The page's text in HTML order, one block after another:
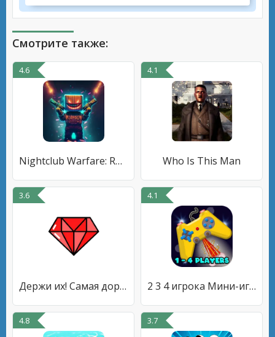
Смотрите также:
4.6
Nightclub Warfare: Roblominer
4.1
Who Is This Man
3.6
Держи их! Самая дорогая игра!
4.1
2 3 4 игрока Мини-игры
4.8 3.7